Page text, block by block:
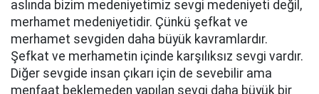
aslında bizim medeniyetimiz sevgi medeniyeti değil,
merhamet medeniyetidir. Çünkü şefkat ve
merhamet sevgiden daha büyük kavramlardır.
Şefkat ve merhametin içinde karşılıksız sevgi vardır.
Diğer sevgide insan çıkarı için de sevebilir ama
menfaat beklemeden yapılan sevgi daha büyük bir